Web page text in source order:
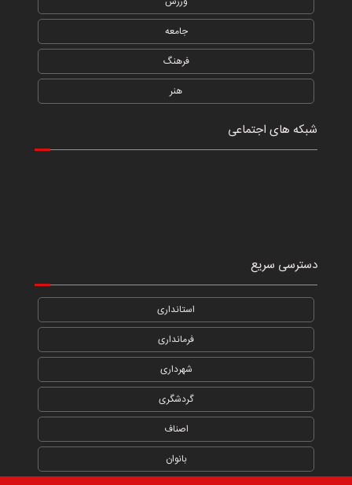
جامعه
فرهنگ
هنر
شبکه های اجتماعی
دسترسی سریع
استانداری
فرمانداری
شهرداری
گردشگری
اصناف
بانوان